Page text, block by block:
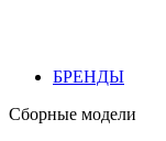
БРЕНДЫ
Сборные модели